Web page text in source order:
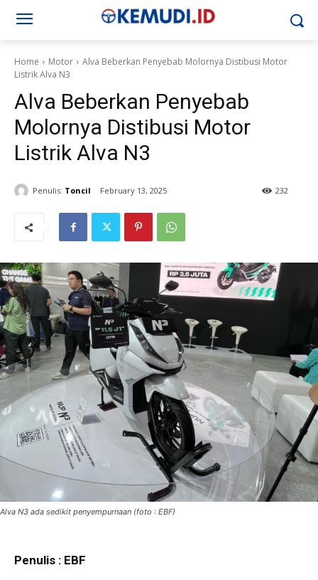
Home Motor
Alva Beberkan Penyebab Molornya Distibusi Motor
Listrik Alva N3
Alva Beberkan Penyebab
Molornya Distibusi Motor
Listrik Alva N3
Penulis: Toncil February 13, 2025 232
Alva N3 ada sedikit penyempurnaan (foto : EBF)
Penulis : EBF